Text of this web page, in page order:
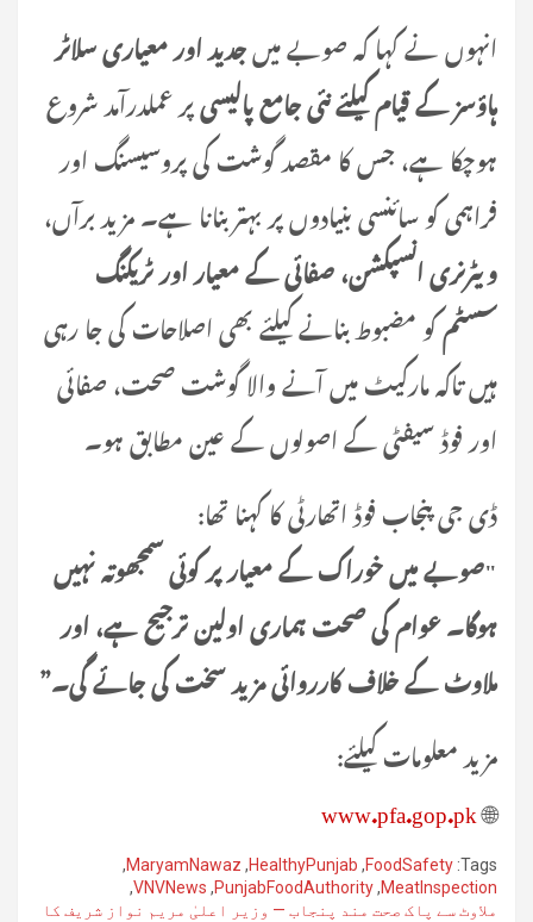
انہوں نے کہا کہ صوبے میںجدید اور معیاری سلاٹر
ہاؤسز کے قیام کیلئے نئی جامع پالیسیپر عملدرآمد شروع
ہوچکا ہے، جس کا مقصد گوشت کی پروسیسنگ اور
فراہمی کو سائنسی بنیادوں پر بہتر بنانا ہے۔ مزید برآں،
ویٹرنری انسپکشن، صفائی کے معیار اور ٹریکنگ
سسٹمکو مضبوط بنانے کیلئے بھی اصلاحات کی جا رہی
ہیں تاکہ مارکیٹ میں آنے والا گوشت صحت، صفائی
اور فوڈ سیفٹی کے اصولوں کے عین مطابق ہو۔
ڈی جی پنجاب فوڈ اتھارٹی کا کہنا تھا:
"صوبے میں خوراک کے معیار پر کوئی سمجھوتہ نہیں
ہوگا۔ عوام کی صحت ہماری اولین ترجیح ہے، اور
ملاوٹ کے خلاف کارروائی مزید سخت کی جائے گی۔”
مزید معلومات کیلئے:
🌐
www.pfa.gop.pk
Tags:
FoodSafety
,
HealthyPunjab
,
MaryamNawaz
,
MeatInspection
,
PunjabFoodAuthority
,
VNVNews
,
ملاوٹ سے پاک صحت مند پنجاب — وزیر اعلیٰ مریم نواز شریف کا